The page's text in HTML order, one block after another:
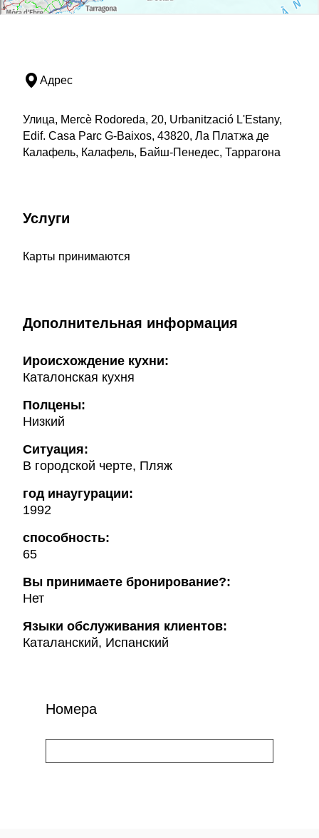
Адрес
Улица, Mercè Rodoreda, 20, Urbanització L'Estany,
Edif. Casa Parc G-Baixos, 43820, Ла Платжа де
Калафель, Калафель, Байш-Пенедес, Таррагона
Услуги
Карты принимаются
Дополнительная информация
Ироисхождение кухни:
Каталонская кухня
Полцены:
Низкий
Ситуация:
В городской черте, Пляж
год инаугурации:
1992
способность:
65
Вы принимаете бронирование?:
Нет
Языки обслуживания клиентов:
Каталанский, Испанский
Номера